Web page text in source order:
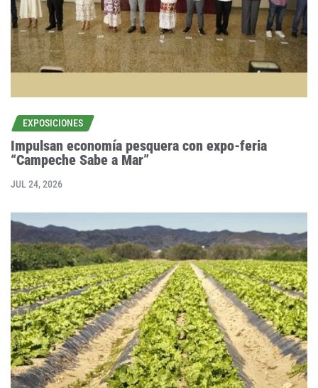
EXPOSICIONES
Impulsan economía pesquera con expo-feria
“Campeche Sabe a Mar”
JUL 24, 2026